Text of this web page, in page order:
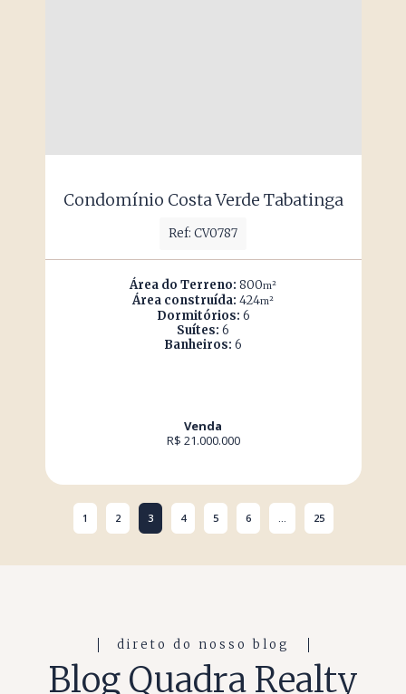
Condomínio Costa Verde Tabatinga
Ref: CV0787
Área do Terreno: 800m²
Área construída: 424m²
Dormitórios: 6
Suítes: 6
Banheiros: 6
Venda
R$ 21.000.000
1 2 3 4 5 6 ... 25
direto do nosso blog
Blog Quadra Realty